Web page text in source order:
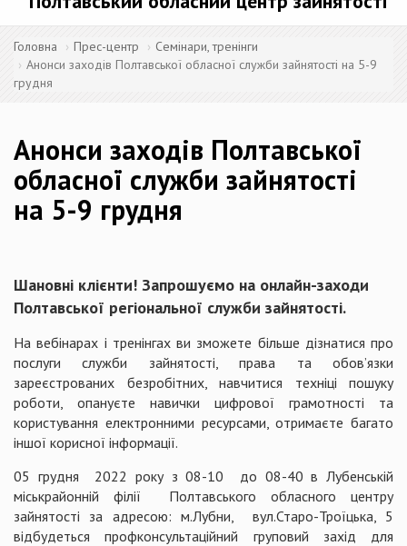
Головна Прес-центр
Семінари, тренінги
Анонси заходів Полтавської обласної служби зайнятості на 5-9
грудня
Анонси заходів Полтавської
обласної служби зайнятості
на 5-9 грудня
Шановні клієнти! Запрошуємо на онлайн-заходи
Полтавської регіональної служби зайнятості.
На вебінарах і тренінгах ви зможете більше дізнатися про
послуги служби зайнятості, права та обов’язки
зареєстрованих безробітних, навчитися техніці пошуку
роботи, опануєте навички цифрової грамотності та
користування електронними ресурсами, отримаєте багато
іншої корисної інформації.
05 грудня 2022 року з 08-10 до 08-40 в Лубенській
міськрайонній філії Полтавського обласного центру
зайнятості за адресою: м.Лубни, вул.Старо-Троїцька, 5
відбудеться профконсультаційний груповий захід для